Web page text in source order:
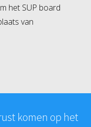
het SUP board
van
komen op het